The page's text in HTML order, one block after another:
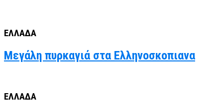
ΕΛΛΑΔΑ
Μεγάλη πυρκαγιά στα Ελληνοσκοπιανα
ΕΛΛΑΔΑ